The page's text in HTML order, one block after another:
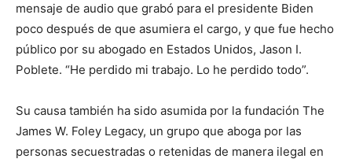
mensaje de audio que grabó para el presidente Biden
poco después de que asumiera el cargo, y que fue hecho
público por su abogado en Estados Unidos, Jason I.
Poblete. “He perdido mi trabajo. Lo he perdido todo”.
Su causa también ha sido asumida por la fundación The
James W. Foley Legacy, un grupo que aboga por las
personas secuestradas o retenidas de manera ilegal en